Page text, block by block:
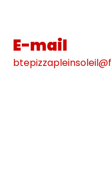
E-mail